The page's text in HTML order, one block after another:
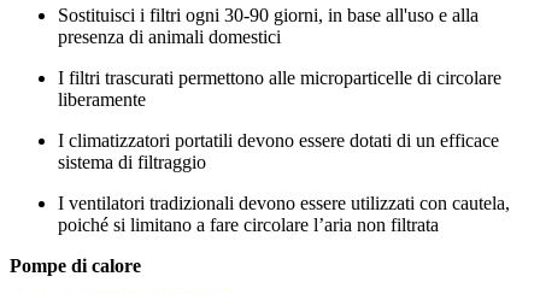
Sostituisci i filtri ogni 30-90 giorni, in base all'uso e alla
presenza di animali domestici
I filtri trascurati permettono alle microparticelle di circolare
liberamente
I climatizzatori portatili devono essere dotati di un efficace
sistema di filtraggio
I ventilatori tradizionali devono essere utilizzati con cautela,
poiché si limitano a fare circolare l’aria non filtrata
Pompe di calore